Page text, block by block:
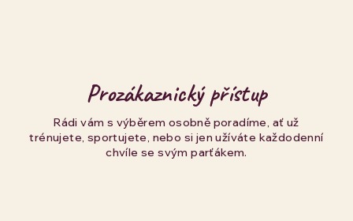
Prozákaznický přístup
Rádi vám s výběrem osobně poradíme, ať už
trénujete, sportujete, nebo si jen užíváte každodenní
chvíle se svým parťákem.